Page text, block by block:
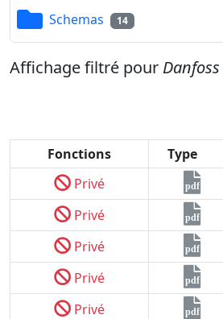
Schemas 14
Affichage filtré pour Danfoss
Fonctions Type
Privé
pdf
Privé pdf
Privé pdf
Privé pdf
Privé pdf